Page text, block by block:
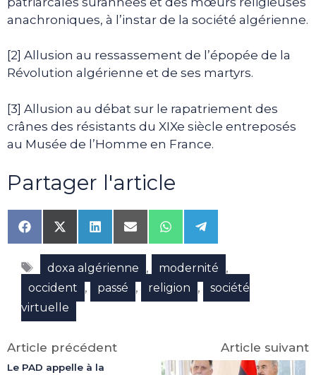
anachroniques, à l’instar de la société algérienne.
[2] Allusion au ressassement de l’épopée de la
Révolution algérienne et de ses martyrs.
[3] Allusion au débat sur le rapatriement des
crânes des résistants du XIXe siècle entreposés
au Musée de l’Homme en France.
Partager l'article
Share
on
Facebook
Share
on
X
(Twitter)
Share
on
LinkedIn
Share
on
Email
Share
on
WhatsApp
Share
on
Telegram
Étiquettes
doxa algérienne , modernité ,
occident , passé , religion ,
société
virtuelle
Article précédent
Le PAD appelle à la
Article suivant